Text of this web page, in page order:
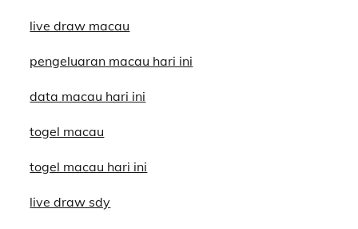
live draw macau
pengeluaran macau hari ini
data macau hari ini
togel macau
togel macau hari ini
live draw sdy